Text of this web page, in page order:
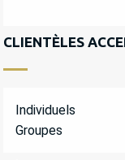
CLIENTÈLES
Individuels
Groupes